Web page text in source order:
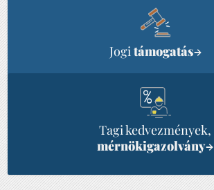
Jogitámogatás→
Tagi kedvezmények,
mérnökigazolvány→